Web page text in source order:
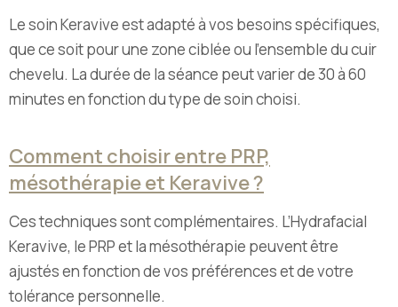
Le soin Keravive est adapté à vos besoins spécifiques,
que ce soit pour une zone ciblée ou l’ensemble du cuir
chevelu. La durée de la séance peut varier de 30 à 60
minutes en fonction du type de soin choisi.
Comment choisir entre PRP,
mésothérapie et Keravive ?
Ces techniques sont complémentaires. L’Hydrafacial
Keravive, le PRP et la mésothérapie peuvent être
ajustés en fonction de vos préférences et de votre
tolérance personnelle.